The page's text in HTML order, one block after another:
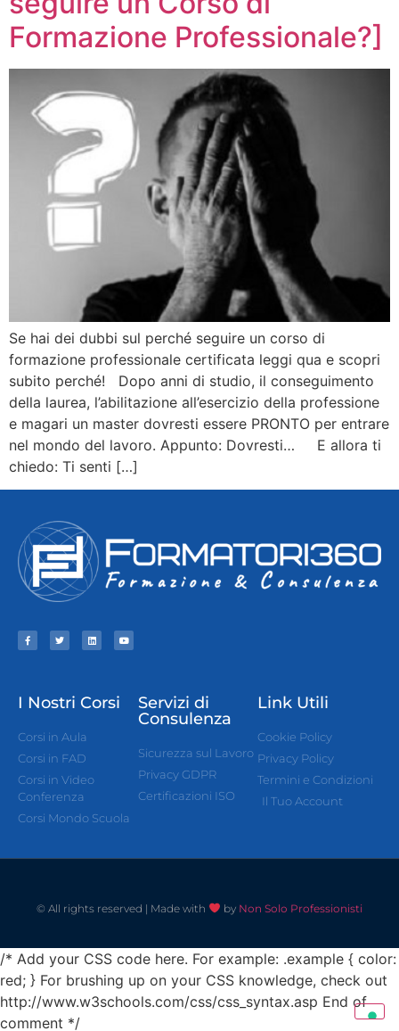
Formazione Professionale?]
Se hai dei dubbi sul perché seguire un corso di
formazione professionale certificata leggi qua e scopri
subito perché! Dopo anni di studio, il conseguimento
della laurea, l’abilitazione all’esercizio della professione
e magari un master dovresti essere PRONTO per entrare
nel mondo del lavoro. Appunto: Dovresti… E allora ti
chiedo: Ti senti […]
I Nostri Corsi
Corsi in Aula
Corsi in FAD
Corsi in Video
Conferenza
Corsi Mondo Scuola
Servizi di
Consulenza
Sicurezza sul Lavoro
Privacy GDPR
Certificazioni ISO
Link Utili
Cookie Policy
Privacy Policy
Termini e Condizioni
Il Tuo Account
© All rights reserved | Made with by Non Solo Professionisti
/* Add your CSS code here. For example: .example { color:
red; } For brushing up on your CSS knowledge, check out
http://www.w3schools.com/css/css_syntax.asp End of
comment */